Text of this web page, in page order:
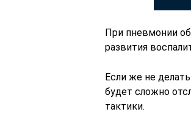
При пневмонии
развития
Если же не
будет сложно
тактики.